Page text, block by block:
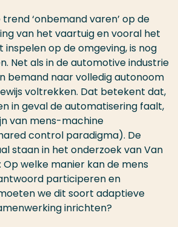
‘onbemand varen’ op de
van het vaartuig en vooral het
inspelen op de omgeving, is nog
Net als in de automotive industrie
bemand naar volledig autonoom
voltrekken. Dat betekent dat,
in geval de automatisering faalt,
van mens-machine
control paradigma). De
staan in het onderzoek van Van
Op welke manier kan de mens
participeren en
we dit soort adaptieve
inrichten?